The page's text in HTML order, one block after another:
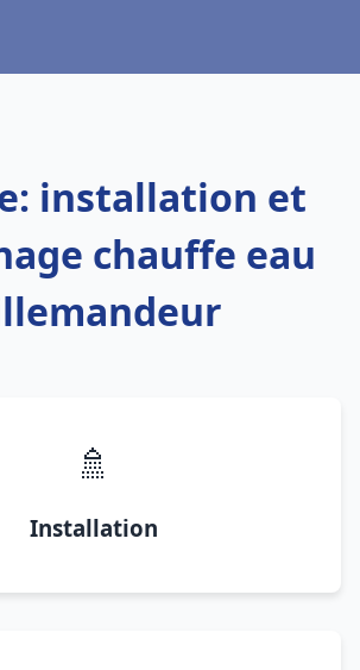
installation et
chauffe eau
🚿
Installation